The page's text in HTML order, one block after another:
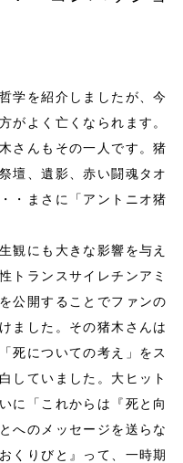
学を紹介しましたが、今
がよく亡くなられます。
さんもその一人です。猪
壇、遺影、赤い闘魂タオ
・まさに「アントニオ猪
観にも大きな影響を与え
トランスサイレチンアミ
公開することでファンの
ました。その猪木さんは
死についての考え」をス
していました。大ヒット
に「これからは『死と向
へのメッセージを送らな
くりびと』って、一時期